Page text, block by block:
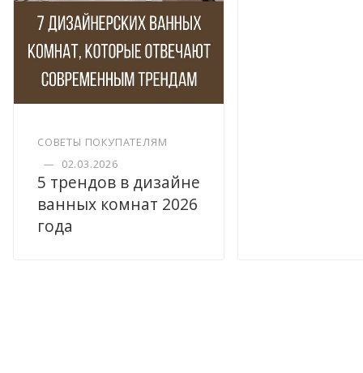
СОВЕТЫ ПОКУПАТЕЛЯМ
— 02.03.2026
5 трендов в дизайне
ванных комнат 2026
года